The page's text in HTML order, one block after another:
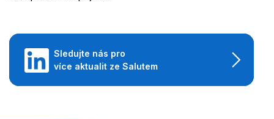
Sledujte nás pro
více aktualit ze Salutem